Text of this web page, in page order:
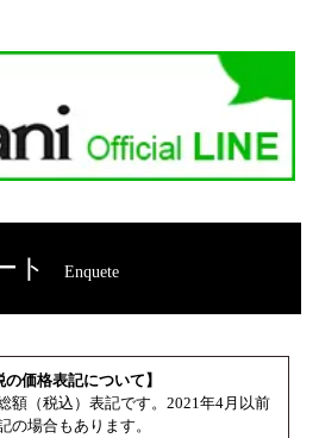
ト Enquete
の価格表記について】
額（税込）表記です。2021年4月以前
の場合もあります。